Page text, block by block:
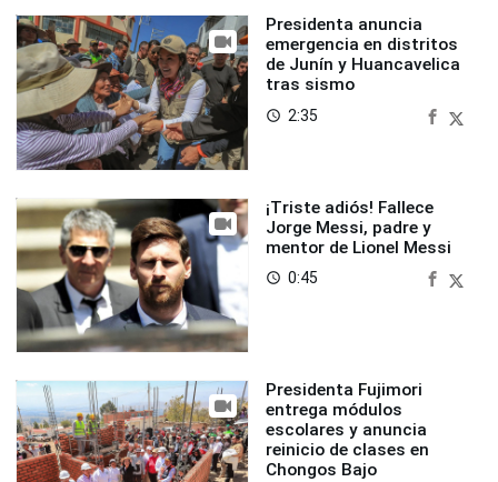
Presidenta anuncia
emergencia en distritos
de Junín y Huancavelica
tras sismo
access_time 2:35
¡Triste adiós! Fallece
Jorge Messi, padre y
mentor de Lionel Messi
access_time 0:45
Presidenta Fujimori
entrega módulos
escolares y anuncia
reinicio de clases en
Chongos Bajo